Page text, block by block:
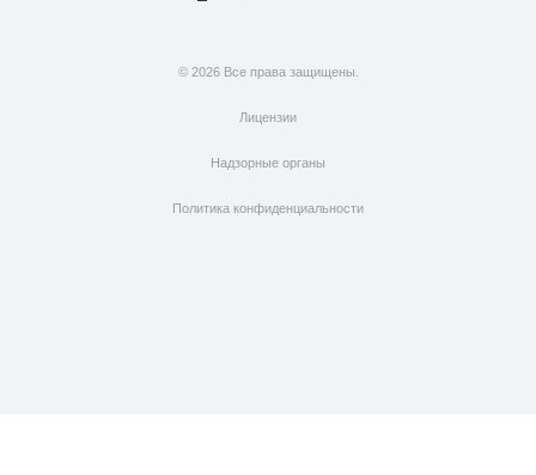
© 2026 Все права защищены.
Лицензии
Надзорные органы
Политика конфиденциальности